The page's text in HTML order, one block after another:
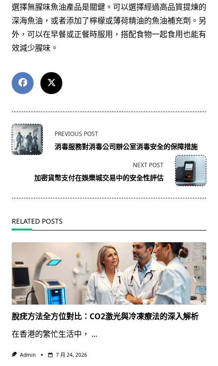
選擇無腥味魚油產品是關鍵。可以選擇經過高品質提煉的
深海魚油，或者添加了檸檬或薄荷精油的魚油補充劑。另
外，可以在早餐或正餐時服用，搭配食物一起食用也能有
效減少腥味。
<span
class="nav-
subtitle
reader-
PREVIOUS POST
消毒服務對消毒公司辦公室消毒安全的保障措施
NEXT POST
加密貨幣支付在娛樂城交易中的安全性評估
RELATED POSTS
脫疣方法全方位對比：CO2激光與冷凍療法的深入解析
在香港的繁忙生活中， ...
Admin 7 月 24, 2026